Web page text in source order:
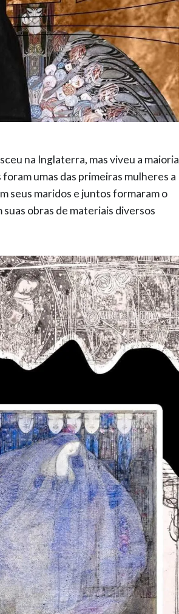
na Inglaterra, mas viveu a maioria
foram umas das primeiras mulheres a
seus maridos e juntos formaram o
suas obras de materiais diversos